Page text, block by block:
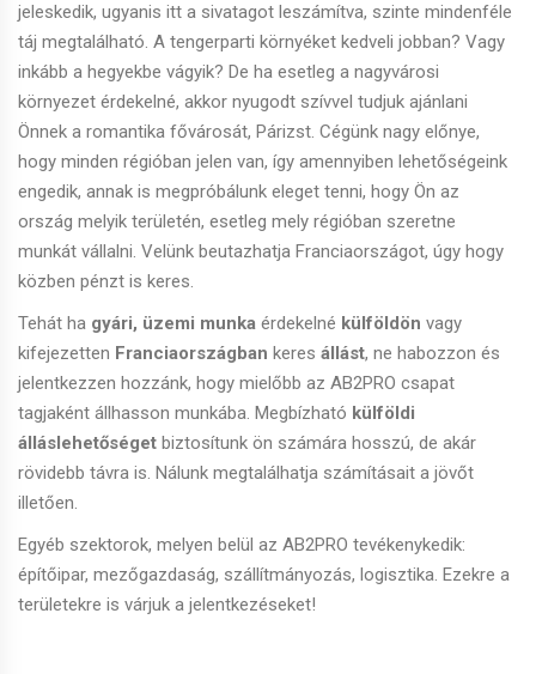
jeleskedik, ugyanis itt a sivatagot leszámítva, szinte mindenféle
táj megtalálható. A tengerparti környéket kedveli jobban? Vagy
inkább a hegyekbe vágyik? De ha esetleg a nagyvárosi
környezet érdekelné, akkor nyugodt szívvel tudjuk ajánlani
Önnek a romantika fővárosát, Párizst. Cégünk nagy előnye,
hogy minden régióban jelen van, így amennyiben lehetőségeink
engedik, annak is megpróbálunk eleget tenni, hogy Ön az
ország melyik területén, esetleg mely régióban szeretne
munkát vállalni. Velünk beutazhatja Franciaországot, úgy hogy
közben pénzt is keres.
Tehát ha gyári, üzemi munka érdekelné külföldön vagy
kifejezetten Franciaországban keres állást, ne habozzon és
jelentkezzen hozzánk, hogy mielőbb az AB2PRO csapat
tagjaként állhasson munkába. Megbízható külföldi
álláslehetőséget biztosítunk ön számára hosszú, de akár
rövidebb távra is. Nálunk megtalálhatja számításait a jövőt
illetően.
Egyéb szektorok, melyen belül az AB2PRO tevékenykedik:
építőipar, mezőgazdaság, szállítmányozás, logisztika. Ezekre a
területekre is várjuk a jelentkezéseket!